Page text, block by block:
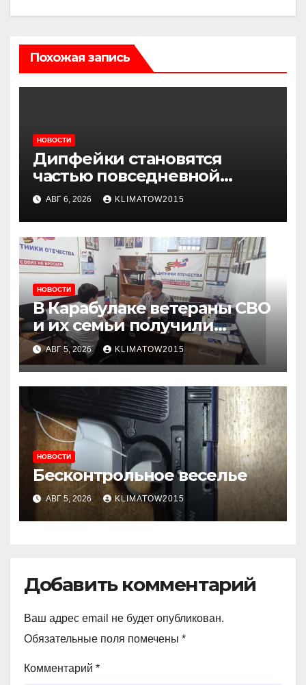
Похожая запись
НОВОСТИ
Дипфейки становятся
частью повседневной
жизни: почему жителям
Ингушетии важно быть
внимательнее
АВГ 6, 2026 KLIMATOW2015
НОВОСТИ
В Карабулаке ветераны СВО
и их семьи получили
консультации в ходе
приема граждан
АВГ 5, 2026 KLIMATOW2015
НОВОСТИ
Бесконтрольное веселье
АВГ 5, 2026 KLIMATOW2015
Добавить комментарий
Ваш адрес email не будет опубликован.
Обязательные поля помечены *
Комментарий *